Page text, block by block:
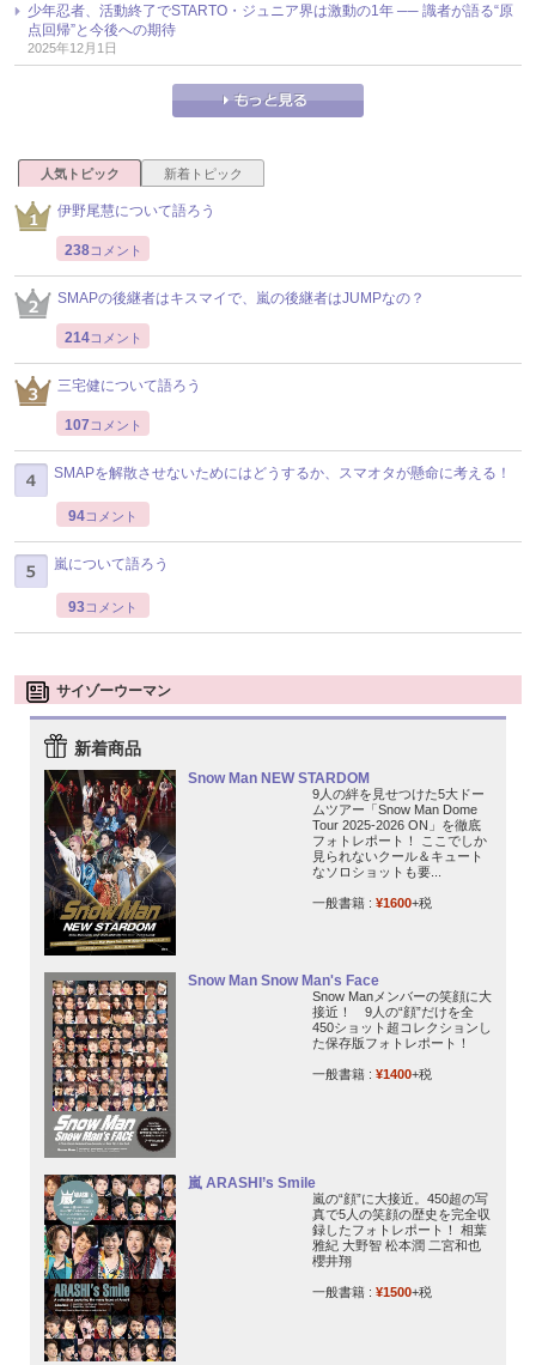
少年忍者、活動終了でSTARTO・ジュニア界は激動の1年 ── 識者が語る“原
点回帰”と今後への期待
2025年12月1日
人気トピック 新着トピック
伊野尾慧について語ろう
238コメント
SMAPの後継者はキスマイで、嵐の後継者はJUMPなの？
214コメント
三宅健について語ろう
107 コメント
SMAPを解散させないためにはどうするか、スマオタが懸命に考える！
94コメント
嵐について語ろう
93コメント
サイゾーウーマン
新着商品
Snow Man NEW STARDOM
9人の絆を見せつけた5大ドー
ムツアー「Snow Man Dome
Tour 2025-2026 ON」を徹底
フォトレポート！ ここでしか
見られないクール＆キュート
なソロショットも要...
一般書籍 : ¥1600+税
Snow Man Snow Man's Face
Snow Manメンバーの笑顔に大
接近！ 9人の“顔”だけを全
450ショット超コレクションし
た保存版フォトレポート！
一般書籍 : ¥1400+税
嵐 ARASHI’s Smile
嵐の“顔”に大接近。450超の写
真で5人の笑顔の歴史を完全収
録したフォトレポート！ 相葉
雅紀 大野智 松本潤 二宮和也
櫻井翔
一般書籍 : ¥1500+税